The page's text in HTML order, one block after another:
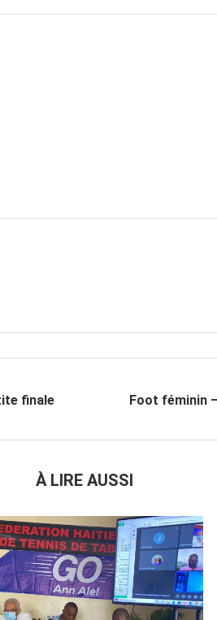
finale
Foot féminin
À LIRE AUSSI